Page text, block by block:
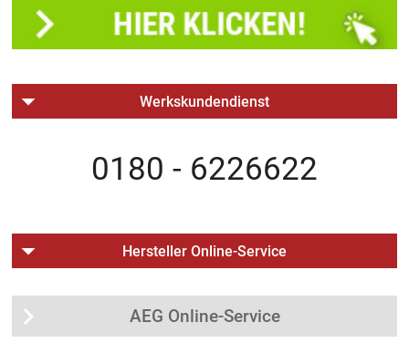
Werkskundendienst
0180 - 6226622
Hersteller Online-Service
AEG Online-Service